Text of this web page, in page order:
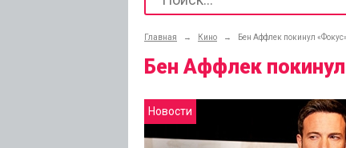
Главная → Кино → Бен Аффлек покинул «Фокус»
Бен Аффлек
Новости